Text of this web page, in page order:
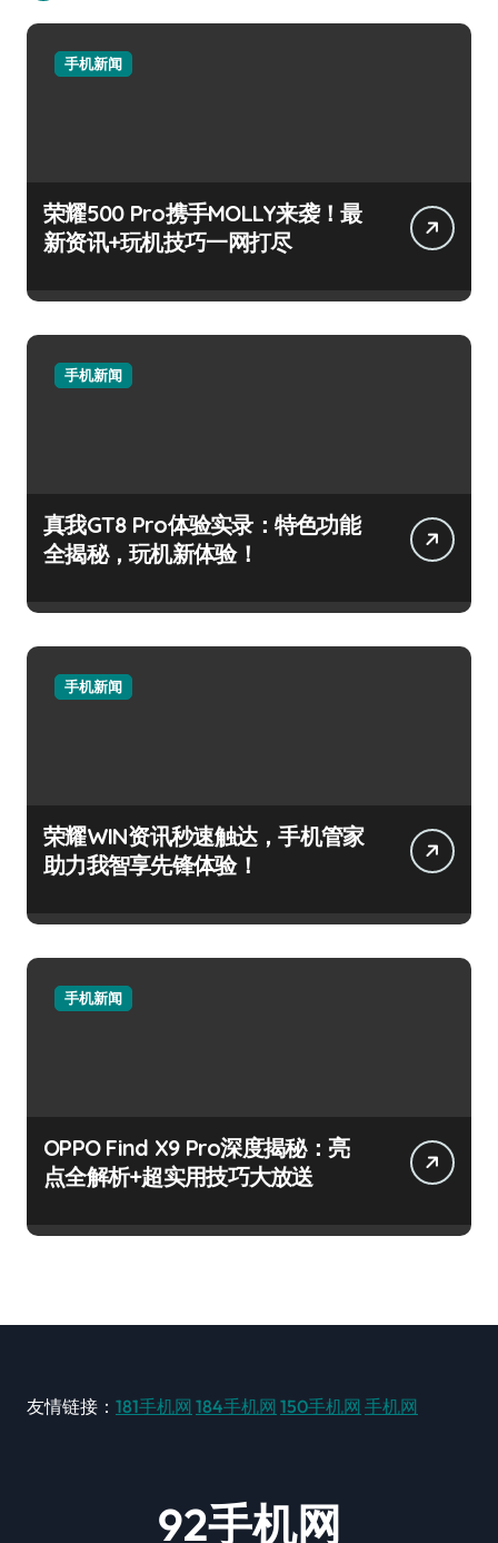
手机新闻
荣耀500 Pro携手MOLLY来袭！最
新资讯+玩机技巧一网打尽
手机新闻
真我GT8 Pro体验实录：特色功能
全揭秘，玩机新体验！
手机新闻
荣耀WIN资讯秒速触达，手机管家
助力我智享先锋体验！
手机新闻
OPPO Find X9 Pro深度揭秘：亮
点全解析+超实用技巧大放送
友情链接： 181手机网 184手机网 150手机网 手机网
92手机网